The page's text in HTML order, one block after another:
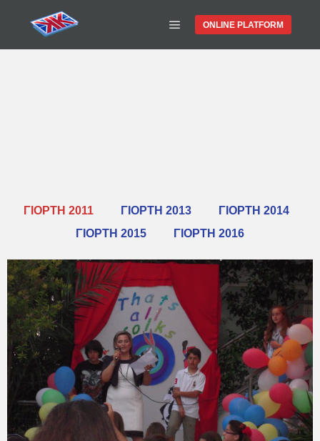
ONLINE PLATFORM
ΓΙΟΡΤΗ 2011 ΓΙΟΡΤΗ 2013
ΓΙΟΡΤΗ 2014
ΓΙΟΡΤΗ 2015
ΓΙΟΡΤΗ 2016